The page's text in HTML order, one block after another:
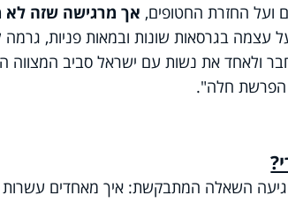
ועל החזרת החטופים, אך מרגישה שזה לא
בגרסאות שונות ובמאות פניות, גרמה
ולאחד את נשות עם ישראל סביב המצווה
הפרשת חלה".
השאלה המתבקשת: איך מאחדים עשרות